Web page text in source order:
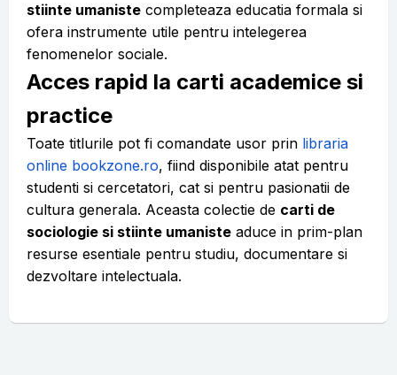
stiinte umaniste completeaza educatia formala si
ofera instrumente utile pentru intelegerea
fenomenelor sociale.
Acces rapid la carti academice si
practice
Toate titlurile pot fi comandate usor prin libraria
online bookzone.ro, fiind disponibile atat pentru
studenti si cercetatori, cat si pentru pasionatii de
cultura generala. Aceasta colectie de carti de
sociologie si stiinte umaniste aduce in prim-plan
resurse esentiale pentru studiu, documentare si
dezvoltare intelectuala.